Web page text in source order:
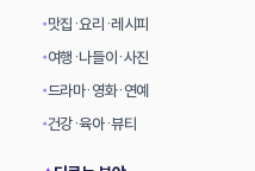
•맛집·요리·레시피
•여행·나들이·사진
•드라마·영화·연예
•건강·육아·뷰티